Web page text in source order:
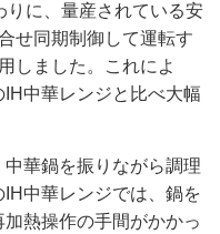
りに、量産されている安
せ同期制御して運転す
しました。これによ
中華レンジと比べ大幅
華鍋を振りながら調理
IH中華レンジでは、鍋を
熱操作の手間がかかっ